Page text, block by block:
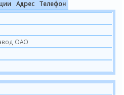
Адрес
Телефон
ОАО